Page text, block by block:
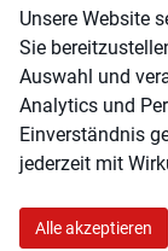
(LV1)
(3S2)
(3GG)
ebene
(9I5)
Tagfahrlicht
Unsere Website
Sie
Auswahl und
Analytics und
Einverständnis
jederzeit mit
Alle akzeptieren